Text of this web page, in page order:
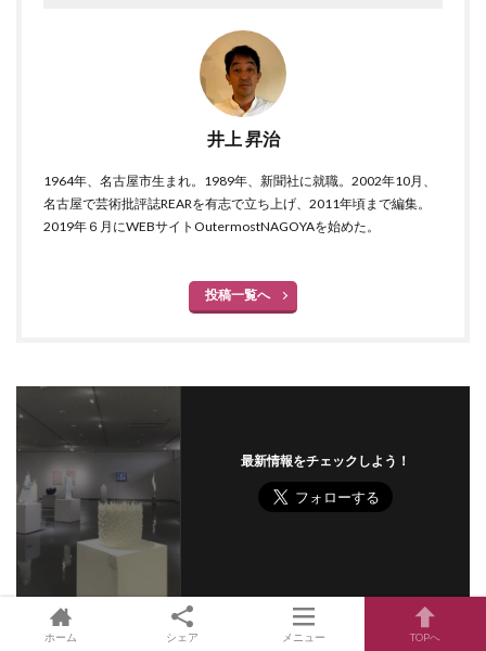
井上 昇治
1964年、名古屋市生まれ。1989年、新聞社に就職。2002年10月、
名古屋で芸術批評誌REARを有志で立ち上げ、2011年頃まで編集。
2019年６月にWEBサイトOutermostNAGOYAを始めた。
投稿一覧へ
最新情報をチェックしよう！
ホーム シェア メニュー TOPへ